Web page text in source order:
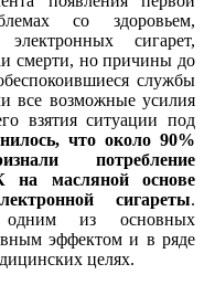
со здоровьем,
сигарет,
смерти, но причины до
службы
все возможные усилия
взятия ситуации под
что около 90%
потребление
на масляной основе
сигареты.
одним из основных
эффектом и в ряде
целях.